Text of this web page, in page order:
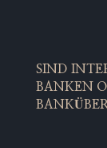
SIND
BANKEN